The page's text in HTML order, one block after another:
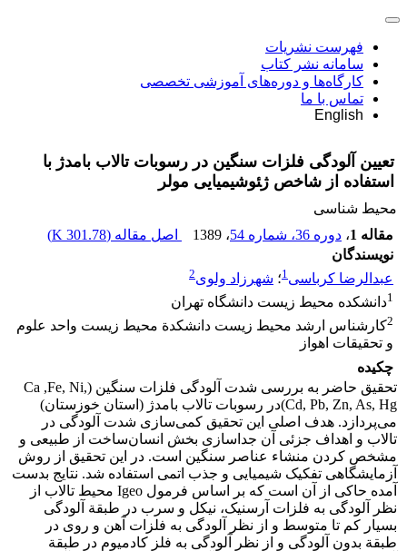
فهرست نشریات
سامانه نشر کتاب
کارگاه‌ها و دوره‌های آموزشی تخصصی
تماس با ما
English
تعیین آلودگی فلزات سنگین در رسوبات تالاب بامدژ با
استفاده از شاخص ژ‍ئوشیمیایی مولر
محیط شناسی
مقاله 1
، دوره 36، شماره 54 ، 1389 اصل مقاله (301.78 K
)
نویسندگان
عبدالرضا کرباسی1؛ شهرزاد ولوی2
1دانشکده محیط زیست دانشگاه تهران
2کارشناس ارشد محیط زیست دانشکدة محیط زیست واحد علوم
و تحقیقات اهواز
چکیده
تحقیق حاضر به بررسی شدت آلودگی فلزات سنگین (Ca ,Fe, Ni,
Cd, Pb, Zn, As, Hg)در رسوبات تالاب بامدژ (استان خوزستان)
می‌پردازد. هدف اصلی این تحقیق کمی‌سازی شدت آلودگی در
تالاب و اهداف جزئی آن جداسازی بخش انسان‌ساخت از طبیعی و
مشخص کردن منشاء عناصر سنگین است. در این تحقیق از روش
آزمایشگاهی تفکیک شیمیایی و جذب اتمی استفاده شد. نتایج بدست
آمده حاکی از آن است که بر اساس فرمول Igeo محیط تالاب از
نظر آلودگی به فلزات آرسنیک، نیکل و سرب در طبقة آلودگی
بسیار کم تا متوسط و از نظر آلودگی به فلزات آهن و روی در
طبقة بدون آلودگی و از نظر آلودگی به فلز کادمیوم در طبقة